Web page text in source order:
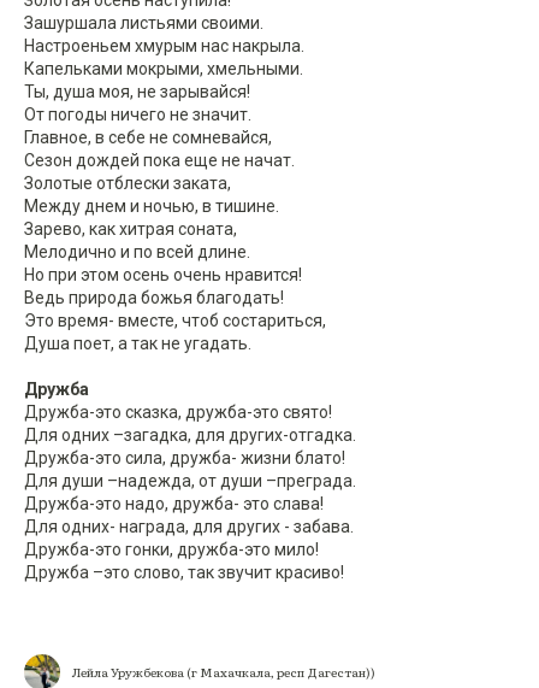
Зашуршала листьями своими.
Настроеньем хмурым нас накрыла.
Капельками мокрыми, хмельными.
Ты, душа моя, не зарывайся!
От погоды ничего не значит.
Главное, в себе не сомневайся,
Сезон дождей пока еще не начат.
Золотые отблески заката,
Между днем и ночью, в тишине.
Зарево, как хитрая соната,
Мелодично и по всей длине.
Но при этом осень очень нравится!
Ведь природа божья благодать!
Это время- вместе, чтоб состариться,
Душа поет, а так не угадать.
Дружба
Дружба-это сказка, дружба-это свято!
Для одних –загадка, для других-отгадка.
Дружба-это сила, дружба- жизни блато!
Для души –надежда, от души –преграда.
Дружба-это надо, дружба- это слава!
Для одних- награда, для других - забава.
Дружба-это гонки, дружба-это мило!
Дружба –это слово, так звучит красиво!
Лейла Уружбекова (г Махачкала, респ Дагестан))